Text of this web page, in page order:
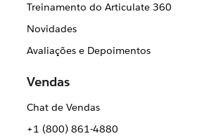
Treinamento do Articulate 360
Novidades
Avaliações e Depoimentos
Vendas
Chat de Vendas
+1 (800) 861-4880